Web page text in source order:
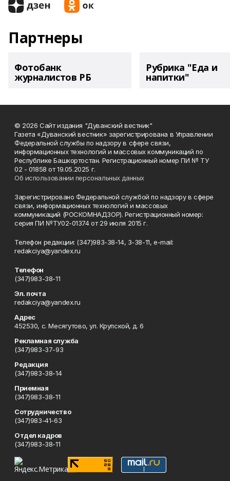
Партнеры
Фотобанк
журналистов РБ
Рубрика "Еда и
напитки"
© 2026 Сайт издания "Дуванский вестник"
Газета «Дуванский вестник» зарегистрирована в Управлении
Федеральной службы по надзору в сфере связи,
информационных технологий и массовых коммуникаций по
Республике Башкортостан. Регистрационный номер ПИ № ТУ
02 - 01858 от 19.05.2025 г.
Об использовании персональных данных
Зарегистрировано Федеральной службой по надзору в сфере
связи, информационных технологий и массовых
коммуникаций (РОСКОМНАДЗОР). Регистрационный номер:
серия ПИ №ТУ02-01374 от 29 июля 2015 г.
Телефон редакции: (347)983-38-14, 3-38-11, e-mail:
redakciya@yandex.ru
Телефон
(347)983-38-11
Эл. почта
redakciya@yandex.ru
Адрес
452530, с. Месягутово, ул. Крупской, д. 6
Рекламная служба
(347)983-37-93
Редакция
(347)983-38-14
Приемная
(347)983-38-11
Сотрудничество
(347)983-41-63
Отдел кадров
(347)983-38-11